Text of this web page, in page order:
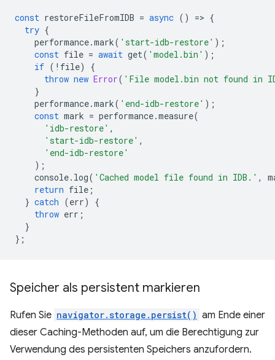
const restoreFileFromIDB = async () => {
try {
performance.mark( 'start-idb-restore' );
const file = await get( 'model.bin' );
if ( ! file)
{
throw new Error( 'File model.bin not found in
}
performance.mark( 'end-idb-restore' );
const mark = performance.measure(
'idb-restore' ,
'start-idb-restore' ,
'end-idb-restore'
);
console. log( 'Cached model file found in IDB.' ,
return file ;
} catch (err)
{
throw err ;
}
};
Speicher als persistent markieren
Rufen Sie navigator.storage.persist() am Ende einer
dieser Caching-Methoden auf, um die Berechtigung zur
Verwendung des persistenten Speichers anzufordern.